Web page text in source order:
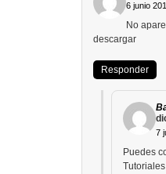
6 junio
No
descargar
Responder
7
Puedes